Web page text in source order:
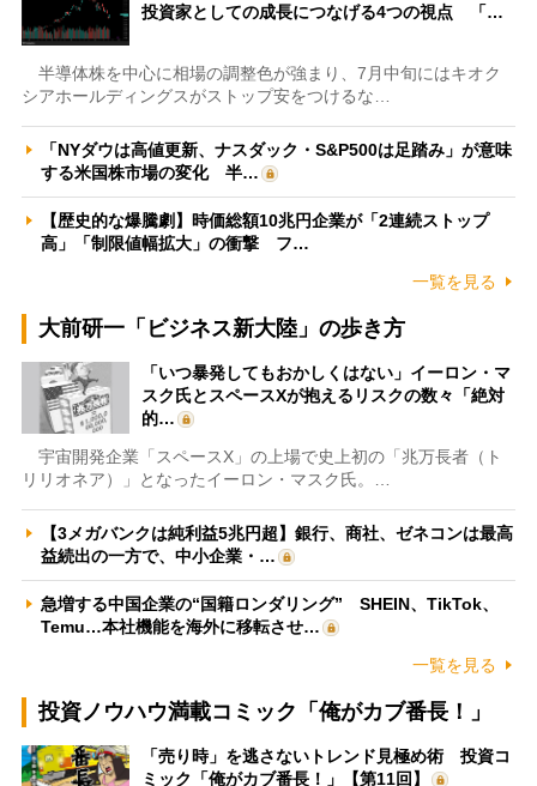
投資家としての成長につなげる4つの視点 「…
半導体株を中心に相場の調整色が強まり、7月中旬にはキオク
シアホールディングスがストップ安をつけるな…
「NYダウは高値更新、ナスダック・S&P500は足踏み」が意味
する米国株市場の変化 半…
【歴史的な爆騰劇】時価総額10兆円企業が「2連続ストップ
高」「制限値幅拡大」の衝撃 フ…
一覧を見る
大前研一「ビジネス新大陸」の歩き方
「いつ暴発してもおかしくはない」イーロン・マ
スク氏とスペースXが抱えるリスクの数々「絶対
的…
宇宙開発企業「スペースX」の上場で史上初の「兆万長者（ト
リリオネア）」となったイーロン・マスク氏。…
【3メガバンクは純利益5兆円超】銀行、商社、ゼネコンは最高
益続出の一方で、中小企業・…
急増する中国企業の“国籍ロンダリング” SHEIN、TikTok、
Temu…本社機能を海外に移転させ…
一覧を見る
投資ノウハウ満載コミック「俺がカブ番長！」
「売り時」を逃さないトレンド見極め術 投資コ
ミック「俺がカブ番長！」【第11回】